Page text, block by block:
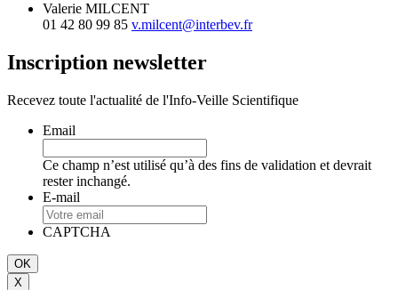
Valerie MILCENT
01 42 80 99 85 v.milcent@interbev.fr
Inscription newsletter
Recevez toute l'actualité de l'Info-Veille Scientifique
Email
Ce champ n’est utilisé qu’à des fins de validation et devrait
rester inchangé.
E-mail
CAPTCHA
X